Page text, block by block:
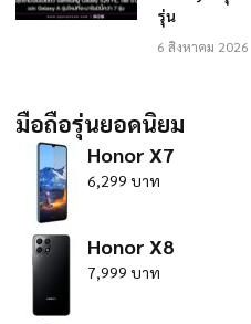
รุ่น
6 สิงหาคม 2026
มือถือรุ่นยอดนิยม
Honor X7
6,299 บาท
Honor X8
7,999 บาท